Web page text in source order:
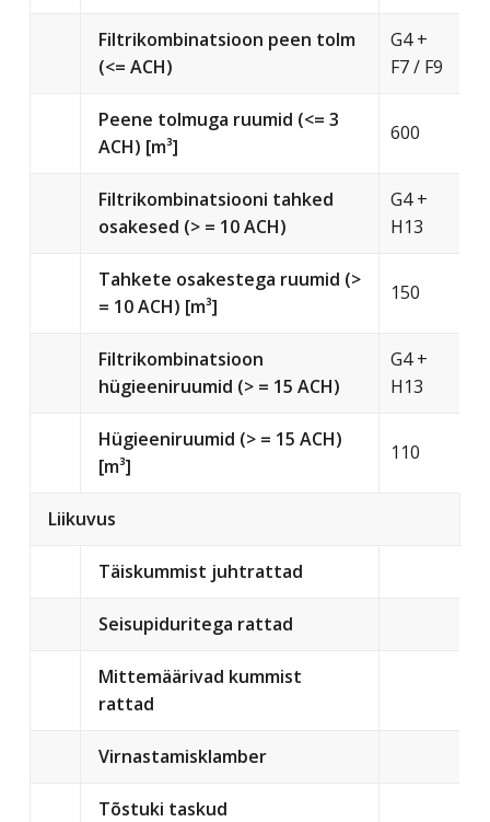
Filtrikombinatsioon peen tolm
(<= ACH)
G4 +
F7 / F9
Peene tolmuga ruumid (<= 3
ACH) [m³]
600
Filtrikombinatsiooni tahked
osakesed (> = 10 ACH)
G4 +
H13
Tahkete osakestega ruumid (>
= 10 ACH) [m³]
150
Filtrikombinatsioon
hügieeniruumid (> = 15 ACH)
G4 +
H13
Hügieeniruumid (> = 15 ACH)
[m³]
110
Liikuvus
Täiskummist juhtrattad
Seisupiduritega rattad
Mittemäärivad kummist
rattad
Virnastamisklamber
Tõstuki taskud